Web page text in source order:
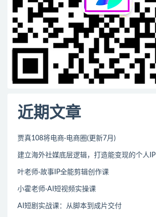
近期文章
贾真108将电商·电商圈(更新7月)
建立海外社媒底层逻辑，打造能变现的个人IP
叶老师·故事IP全能剪辑创作课
小霍老师·AI短视频实操课
AI短剧实战课：从脚本到成片交付